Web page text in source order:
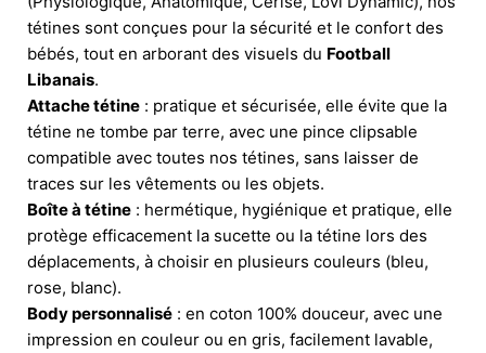
tétines sont conçues pour la sécurité et le confort des
bébés, tout en arborant des visuels du Football
Libanais.
Attache tétine : pratique et sécurisée, elle évite que la
tétine ne tombe par terre, avec une pince clipsable
compatible avec toutes nos tétines, sans laisser de
traces sur les vêtements ou les objets.
Boîte à tétine : hermétique, hygiénique et pratique, elle
protège efficacement la sucette ou la tétine lors des
déplacements, à choisir en plusieurs couleurs (bleu,
rose, blanc).
Body personnalisé : en coton 100% douceur, avec une
impression en couleur ou en gris, facilement lavable,